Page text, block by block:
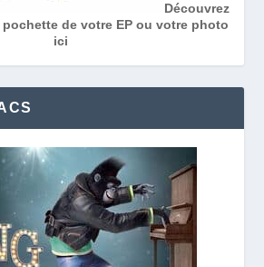
Découvrez
de votre EP ou votre photo
ici